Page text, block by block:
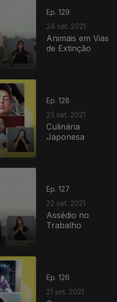
Ep. 129
24 set. 2021
Animais em Vias
de Extinção
Ep. 128
23 set. 2021
Culinária
Japonesa
Ep. 127
22 set. 2021
Assédio no
Trabalho
Ep. 126
21 set. 2021